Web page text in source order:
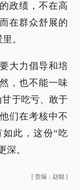
政绩，不在高
在群众舒展的
。
大力倡导和培
，也不能一味
于吃亏、敢于
们在考核中不
此，这份“吃
深。
[ 责编：赵靓 ]